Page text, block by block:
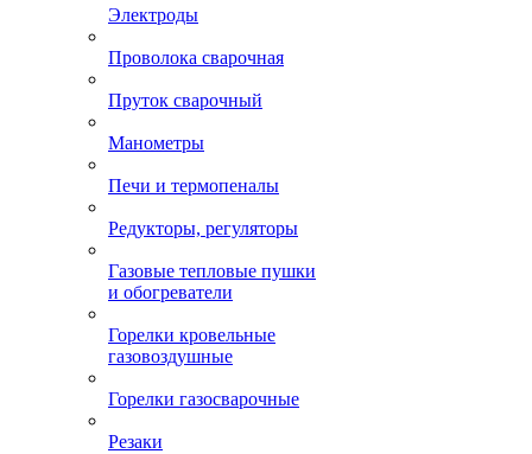
Электроды
Проволока сварочная
Пруток сварочный
Манометры
Печи и термопеналы
Редукторы, регуляторы
Газовые тепловые пушки
и обогреватели
Горелки кровельные
газовоздушные
Горелки газосварочные
Резаки